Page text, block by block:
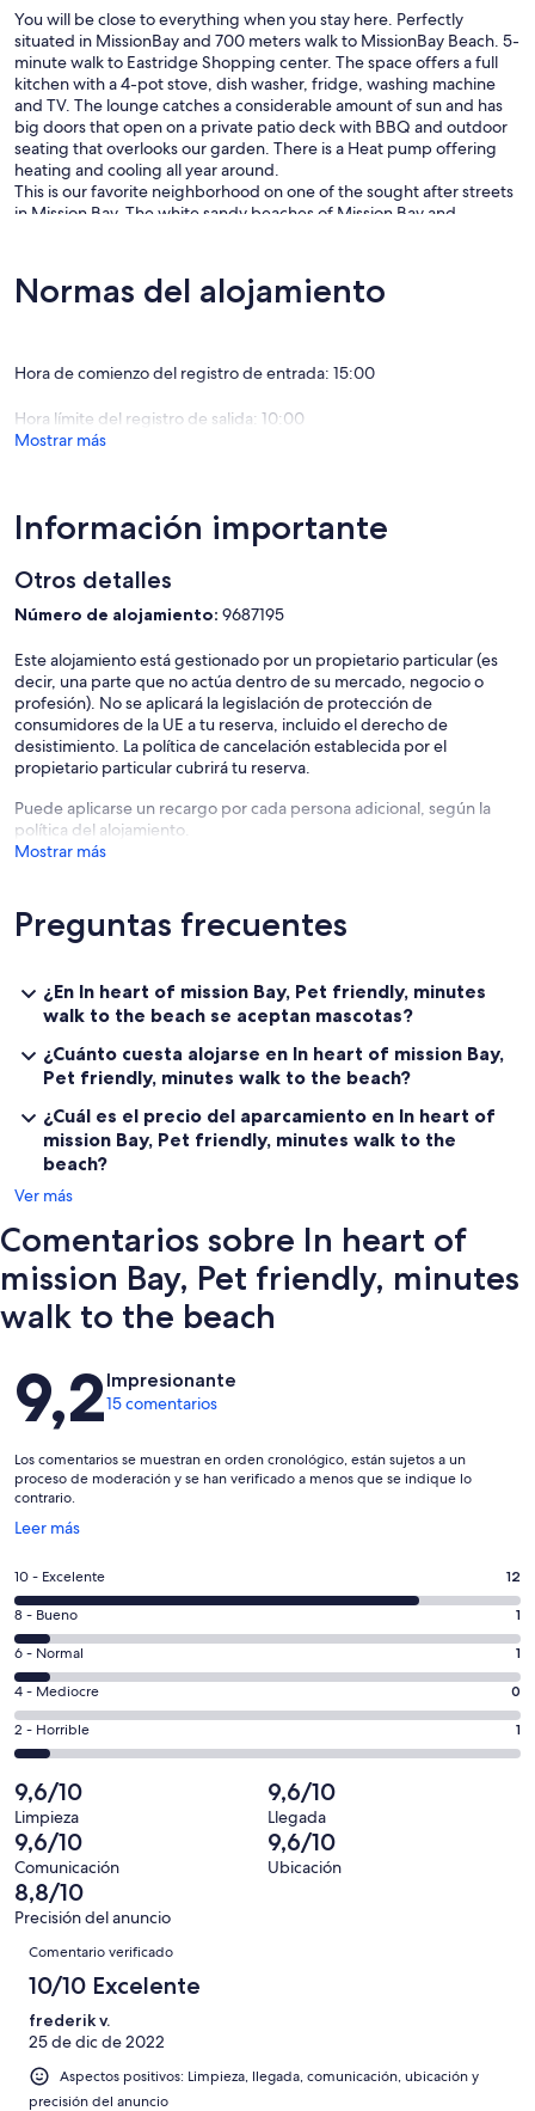
You will be close to everything when you stay here. Perfectly
situated in MissionBay and 700 meters walk to MissionBay Beach. 5-
minute walk to Eastridge Shopping center. The space offers a full
kitchen with a 4-pot stove, dish washer, fridge, washing machine
and TV. The lounge catches a considerable amount of sun and has
big doors that open on a private patio deck with BBQ and outdoor
seating that overlooks our garden. There is a Heat pump offering
heating and cooling all year around.
This is our favorite neighborhood on one of the sought after streets
in Mission Bay. The white sandy beaches of Mission Bay and
happy to help out, we are always available to help. Our goal is to
help you feel at home.
bedroom is designed for children, not teenagers or adults. There
are sheets and towels along with shampoo or toiletries you may
water. All pots, pans and any kitchen utensils you could need are
here, if you want to cook please go ahead. There are basic scullery
Eastridge shopping Centre is only a few minutes walk from here. If
you prefers to dine out then everything you need is a short walk
of different restaurants offering global cuisines. Unlimited wireless
Normas del alojamiento
Hora de comienzo del registro de entrada: 15:00
Hora límite del registro de salida: 10:00
Mostrar más
Información importante
Otros detalles
Número de alojamiento: 9687195
Este alojamiento está gestionado por un propietario particular (es
decir, una parte que no actúa dentro de su mercado, negocio o
profesión). No se aplicará la legislación de protección de
consumidores de la UE a tu reserva, incluido el derecho de
desistimiento. La política de cancelación establecida por el
propietario particular cubrirá tu reserva.
Puede aplicarse un recargo por cada persona adicional, según la
política del alojamiento.
Mostrar más
Preguntas frecuentes
¿En In heart of mission Bay, Pet friendly, minutes
walk to the beach se aceptan mascotas?
¿Cuánto cuesta alojarse en In heart of mission Bay,
Pet friendly, minutes walk to the beach?
¿Cuál es el precio del aparcamiento en In heart of
mission Bay, Pet friendly, minutes walk to the
beach?
Ver más
Comentarios sobre In heart of
mission Bay, Pet friendly, minutes
walk to the beach
Comentarios
9,2Impresionante
15 comentarios
Los comentarios se muestran en orden cronológico, están sujetos a un
proceso de moderación y se han verificado a menos que se indique lo
contrario.
Leer más
Se
en
ventana
nueva
12
comentarios
de
un
total
de
15
con
una
puntuación
de
10
-
Excelente
10 - Excelente 12
1
comentarios
de
un
total
de
15
con
una
puntuación
de
8
-
Bueno
8 - Bueno 1
1
comentarios
de
un
total
de
15
con
una
puntuación
de
6
Normal
6 - Normal 1
0
comentarios
de
total
de
15
con
una
puntuación
de
Mediocre
4 - Mediocre 0
1
comentarios
de
un
total
de
15
con
una
puntuación
de
2 - Horrible 1
9,6/10
Limpieza
9,6/10
Llegada
9,6/10
Comunicación
9,6/10
Ubicación
8,8/10
Precisión del anuncio
Comentarios
Comentario verificado
10/10 Excelente
frederik v.
25 de dic de 2022
Aspectos positivos: Limpieza, llegada, comunicación, ubicación y
precisión del anuncio